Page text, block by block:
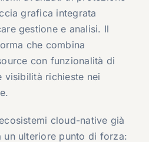
grafica integrata
gestione e analisi. Il
che combina
con funzionalità di
richieste nei
cloud-native già
un ulteriore punto di forza: